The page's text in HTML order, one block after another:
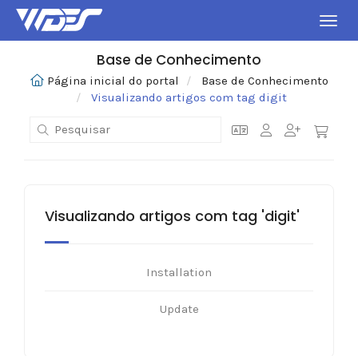
Base de Conhecimento
Página inicial do portal
Base de Conhecimento
Visualizando artigos com tag digit
Visualizando artigos com tag 'digit'
Installation
Update